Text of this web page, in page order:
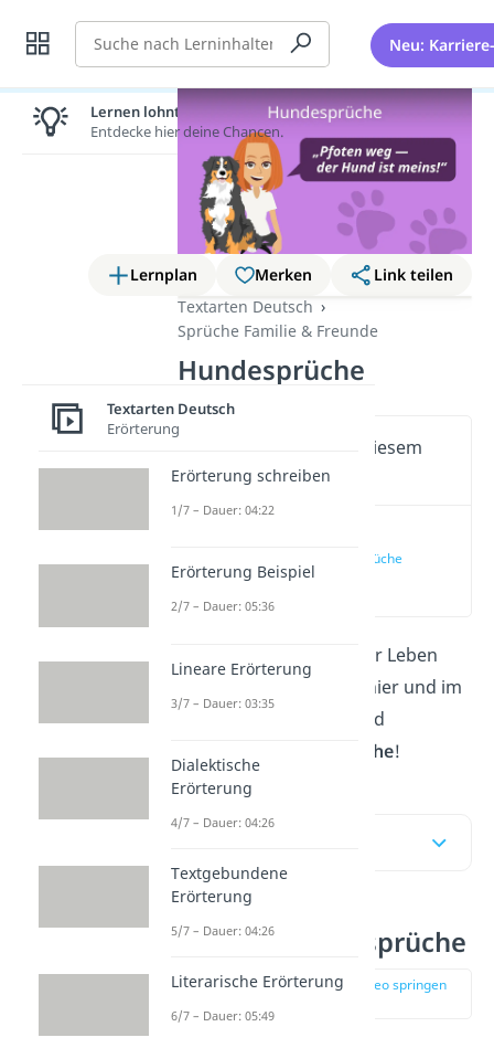
Suche Neu:
Lernplan Merken
Link teilen
Textarten Deutsch
Sprüche Familie & Freunde
Hundesprüche
Wichtige Inhalte in diesem
Video
Hundesprüche
(00:13)
Hunde bereichern unser Leben
jeden Tag — entdecke hier und im
die lustigsten und
Hundesprüche!
Lustige Hundesprüche
zur Stelle im Video springen
Lernen lohnt sich!
Entdecke hier deine Chancen.
Textarten Deutsch
Erörterung
Erörterung schreiben
1/7 – Dauer: 04:22
Erörterung Beispiel
2/7 – Dauer: 05:36
Lineare Erörterung
3/7 – Dauer: 03:35
Dialektische
Erörterung
4/7 – Dauer: 04:26
Textgebundene
Erörterung
5/7 – Dauer: 04:26
Literarische Erörterung
6/7 – Dauer: 05:49